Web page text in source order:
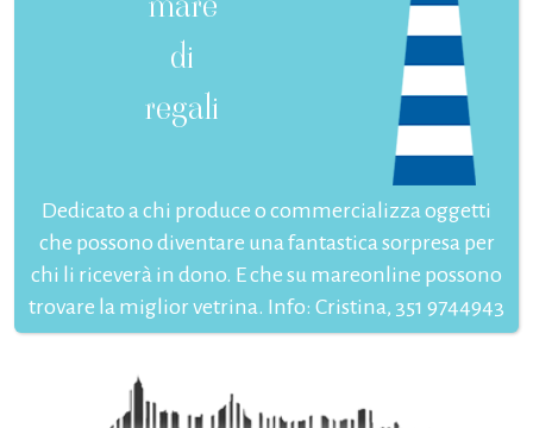
di
regali
Dedicato a chi produce o commercializza oggetti
che possono diventare una fantastica sorpresa per
chi li riceverà in dono. E che su mareonline possono
trovare la miglior vetrina. Info: Cristina, 351 9744943